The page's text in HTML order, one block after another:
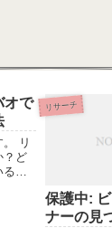
オで
リ
？ど
るの
リサーチ
保護中:
ナーの見